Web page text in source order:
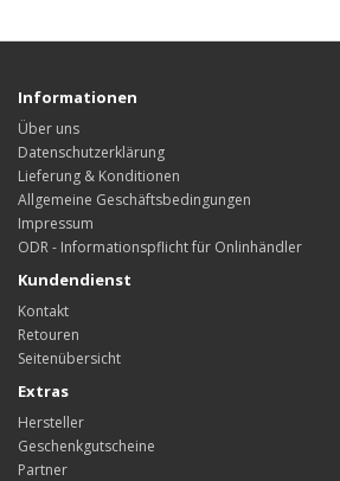
Informationen
Über uns
Datenschutzerklärung
Lieferung & Konditionen
Allgemeine Geschäftsbedingungen
Impressum
ODR - Informationspflicht für Onlinhändler
Kundendienst
Kontakt
Retouren
Seitenübersicht
Extras
Hersteller
Geschenkgutscheine
Partner